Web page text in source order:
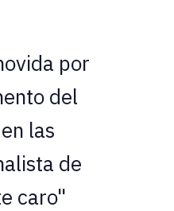
por
del
las
de
caro"